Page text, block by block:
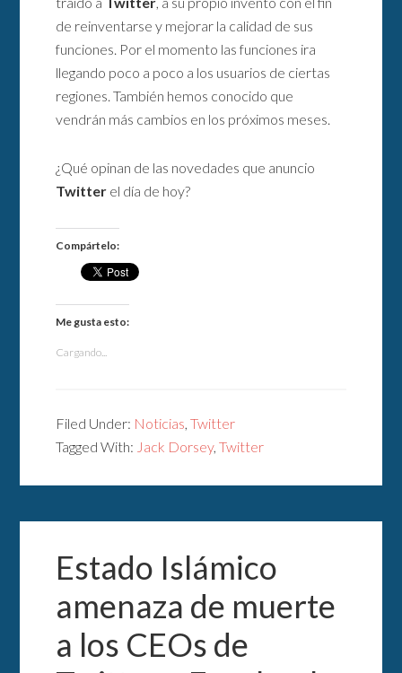
de reinventarse y mejorar la calidad de sus
funciones. Por el momento las funciones ira
llegando poco a poco a los usuarios de ciertas
regiones. También hemos conocido que
vendrán más cambios en los próximos meses.
¿Qué opinan de las novedades que anuncio
Twitter el día de hoy?
Compártelo:
Me gusta esto:
Cargando...
Filed Under: Noticias,Twitter
Tagged With: Jack Dorsey,Twitter
Estado Islámico
amenaza de muerte
a los CEOs de